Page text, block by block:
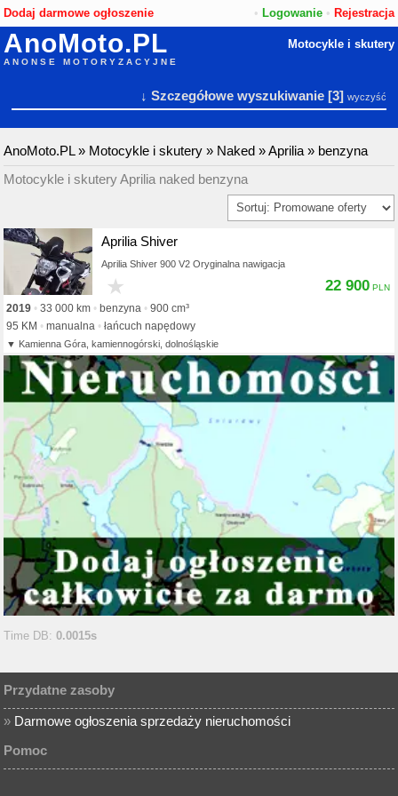
Dodaj darmowe ogłoszenie • Logowanie• Rejestracja
AnoMoto.PL
ANONSE MOTORYZACYJNE
Motocykle i skutery
↓ Szczegółowe wyszukiwanie[3] wyczyść
AnoMoto.PL» Motocykle i skutery » Naked »Aprilia » benzyna
Motocykle i skutery Aprilia naked benzyna
Aprilia Shiver
Aprilia Shiver 900 V2 Oryginalna nawigacja
2019 33 000 km benzyna
900 cm³
95 KM
manualna łańcuch napędowy
Kamienna Góra, kamiennogórski, dolnośląskie
22 900
Time DB:0.0015s
Przydatne zasoby
» Darmowe ogłoszenia sprzedaży nieruchomości
Pomoc